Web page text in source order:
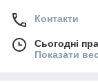
Контакти
Сьогодні
Показати